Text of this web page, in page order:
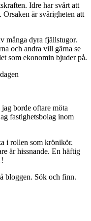
Idre har svårt att
är svårigheten att
många dyra fjällstugor.
och andra vill gärna se
som ekonomin bjuder på.
borde oftare möta
fastighetsbolag inom
i rollen som krönikör.
är hissnande. En häftig
bloggen. Sök och finn.